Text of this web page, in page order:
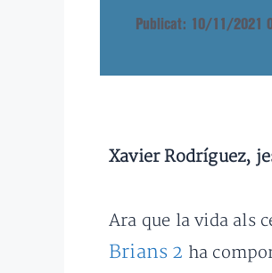
Publicat: 10/11/2021
Xavier Rodríguez,
Ara que la vida als
Brians 2 ha